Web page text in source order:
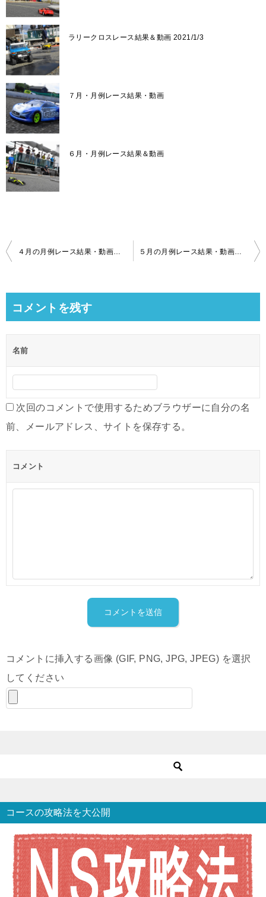
ラリークロスレース結果＆動画 2021/1/3
７月・月例レース結果・動画
６月・月例レース結果＆動画
投
ビ
ー
ン
４月の月例レース結果・動画 2020/4/26 ５月の月例レース結果・動画 2020/5/10
コメントを残す
名前
次回のコメントで使用するためブラウザーに自分の名
前、メールアドレス、サイトを保存する。
コメント
コメントに挿入する画像 (GIF, PNG, JPG, JPEG) を選択
してください
コースの攻略法を大公開